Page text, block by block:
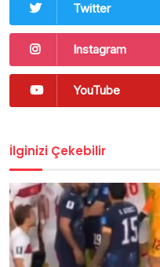
Twitter
Instagram
YouTube
İlginizi Çekebilir